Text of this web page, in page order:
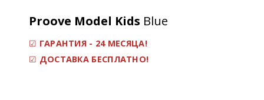
Proove Model Kids Blue
☑ ГАРАНТИЯ - 24 МЕСЯЦА!
☑ ДОСТАВКА БЕСПЛАТНО!